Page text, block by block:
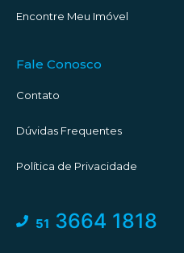
Encontre Meu Imóvel
Fale Conosco
Contato
Dúvidas Frequentes
Política de Privacidade
51 3664 1818